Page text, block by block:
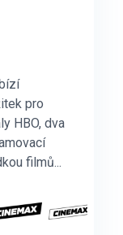
pro
HBO, dva
filmů...